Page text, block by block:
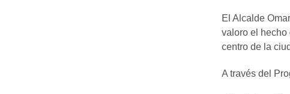
El Alcalde
valoro el hecho
centro de la
A través del